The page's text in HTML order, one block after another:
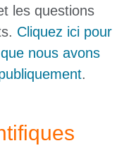
les questions
Cliquez ici pour
nous avons
.